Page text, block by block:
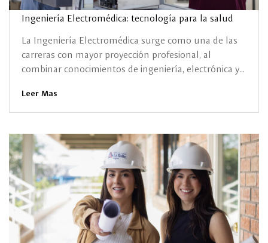
Ingeniería Electromédica: tecnología para la salud
La Ingeniería Electromédica surge como una de las
carreras con mayor proyección profesional, al
combinar conocimientos de ingeniería, electrónica y...
Leer Mas